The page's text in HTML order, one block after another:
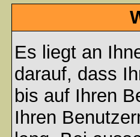
Es liegt an
darauf, dass
bis auf Ihren
Ihren